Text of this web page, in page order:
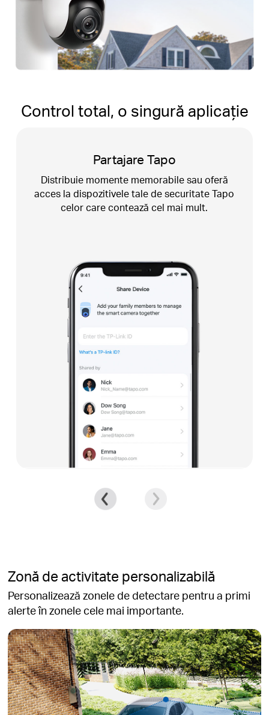
Control total, o singură aplicație
Configurare ușoară
Urmează instrucțiunile detaliate din aplicația
Tapo și alege locul și unghiul de montare
potrivite.
Zonă de activitate personalizabilă
Personalizează zonele de detectare pentru a primi
alerte în zonele cele mai importante.